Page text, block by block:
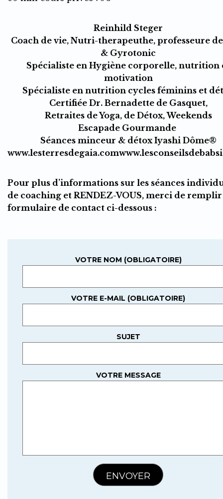
Reinhild Steger
Coach de vie, Nutri-therapeuthe, professeure de
& Gyrotonic
Spécialiste en Hygiène corporelle, nutrition
motivation
Spécialiste en nutrition cycles féminins et
Certifiée Dr. Bernadette de Gasquet,
Retraites de Yoga, de Détox, Weekends
Escapade Gourmande
Séances minceur & détox Iyashi Dôme®
www.lesterresdegaia.com
Pour plus d’informations sur les séances
de coaching et RENDEZ-VOUS, merci de
formulaire de contact ci-dessous :
VOTRE NOM (OBLIGATOIRE)
VOTRE E-MAIL (OBLIGATOIRE)
SUJET
VOTRE MESSAGE